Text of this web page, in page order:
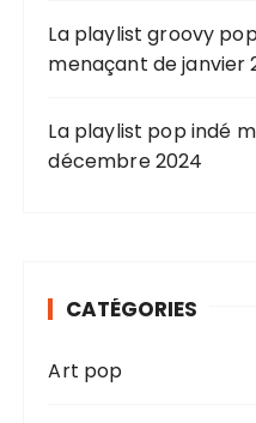
La playlist groovy
menaçant de janvier
La playlist pop indé
décembre 2024
CATÉGORIES
Art pop